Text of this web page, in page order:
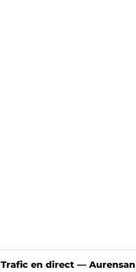
Trafic en direct — Aurensan